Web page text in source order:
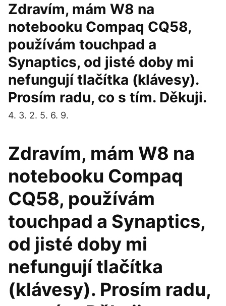
Zdravím, mám W8 na
notebooku Compaq CQ58,
používám touchpad a
Synaptics, od jisté doby mi
nefungují tlačítka (klávesy).
Prosím radu, co s tím. Děkuji.
4. 3. 2. 5. 6. 9.
Zdravím, mám W8 na
notebooku Compaq
CQ58, používám
touchpad a Synaptics,
od jisté doby mi
nefungují tlačítka
(klávesy). Prosím radu,